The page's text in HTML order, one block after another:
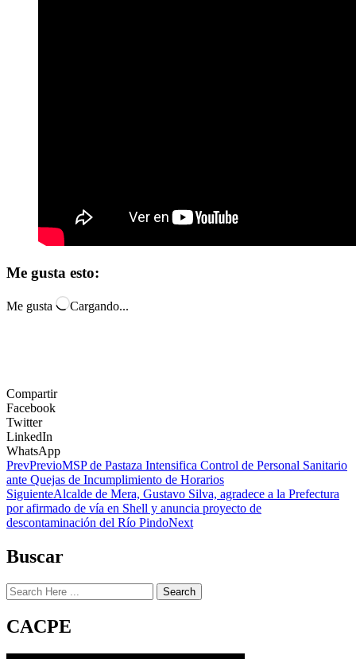
Me gusta esto:
Me gusta Cargando...
Compartir
Facebook
Twitter
LinkedIn
WhatsApp
PrevPrevioMSP de Pastaza Intensifica Control de Personal Sanitario
ante Quejas de Incumplimiento de Horarios
SiguienteAlcalde de Mera, Gustavo Silva, agradece a la Prefectura
por afirmado de vía en Shell y anuncia proyecto de
descontaminación del Río PindoNext
Buscar
Search
CACPE